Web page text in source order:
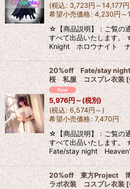
(税込: 3,723円～14,177円
希望小売価格: 4,230円～
☆【商品説明】：ご覧の
すべて出品いたします。
Knight ホロウナイト
20%off Fate/stay
桜 私服 コスプレ衣装 [
5,976円～(税別)
(税込: 6,574円～)
希望小売価格: 7,470円
☆【商品説明】：ご覧の
すべて出品いたします。
Fate/stay night
20%off 東方Project 博
ラボ衣装 コスプレ衣装 [